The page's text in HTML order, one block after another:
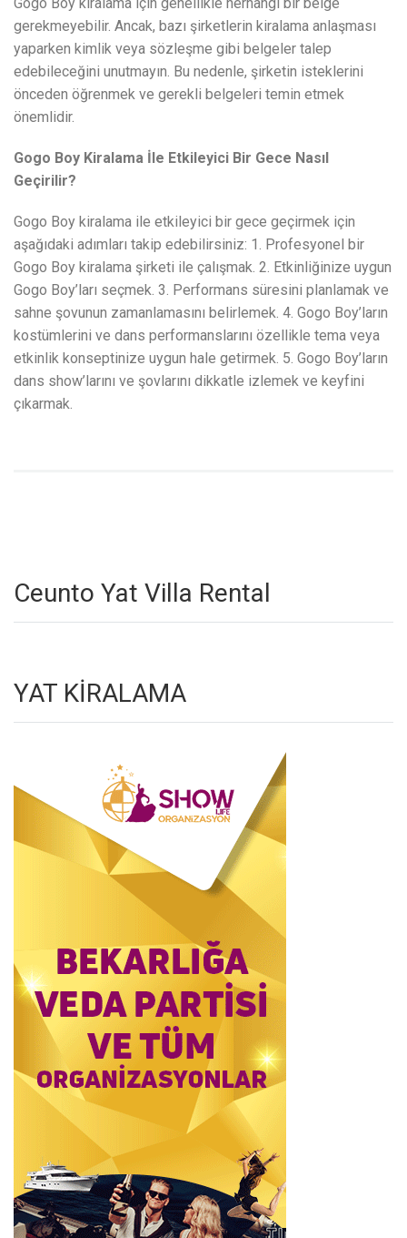
gerekmeyebilir. Ancak, bazı şirketlerin kiralama anlaşması
yaparken kimlik veya sözleşme gibi belgeler talep
edebileceğini unutmayın. Bu nedenle, şirketin isteklerini
önceden öğrenmek ve gerekli belgeleri temin etmek
önemlidir.
Gogo Boy Kiralama İle Etkileyici Bir Gece Nasıl
Geçirilir?
Gogo Boy kiralama ile etkileyici bir gece geçirmek için
aşağıdaki adımları takip edebilirsiniz: 1. Profesyonel bir
Gogo Boy kiralama şirketi ile çalışmak. 2. Etkinliğinize uygun
Gogo Boy’ları seçmek. 3. Performans süresini planlamak ve
sahne şovunun zamanlamasını belirlemek. 4. Gogo Boy’ların
kostümlerini ve dans performanslarını özellikle tema veya
etkinlik konseptinize uygun hale getirmek. 5. Gogo Boy’ların
dans show’larını ve şovlarını dikkatle izlemek ve keyfini
çıkarmak.
Ceunto Yat Villa Rental
YAT KİRALAMA